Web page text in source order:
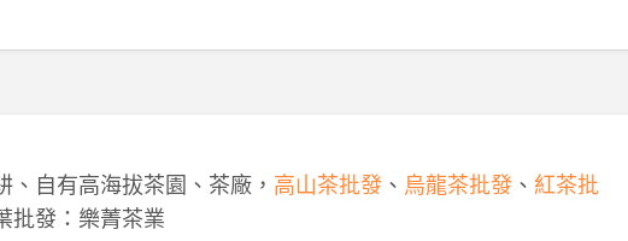
自有高海拔茶園、茶廠， 高山茶批發、 烏龍茶批發、 紅茶批
批發：樂菁茶業